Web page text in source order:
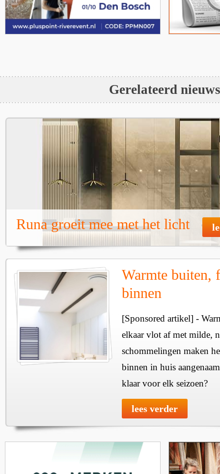
Gerelateerd nieuws
Runa groeit mee met het licht
Warmte buiten,
binnen
[Sponsored artikel] -
elkaar vlot af met milde,
schommelingen maken
binnen in huis
klaar voor elk seizoen?
lees verder